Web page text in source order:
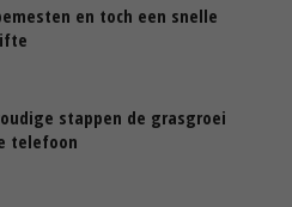
en toch een snelle
stappen de grasgroei
telefoon